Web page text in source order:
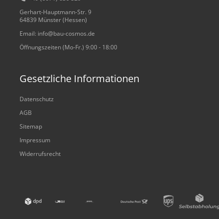
Gerhart-Hauptmann-Str. 9
64839 Münster (Hessen)
Email: info@bau-cosmos.de
Öffnungszeiten (Mo-Fr.) 9:00 - 18:00
Gesetzliche Informationen
Datenschutz
AGB
Sitemap
Impressum
Widerrufsrecht